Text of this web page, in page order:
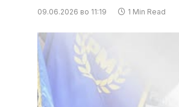
09.06.2026 во 11:19 1 Min Read